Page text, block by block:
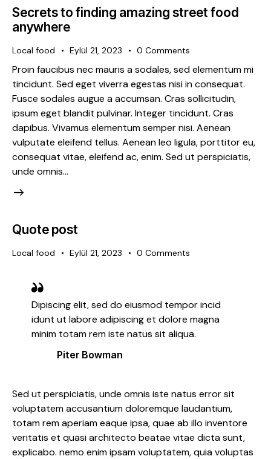
Secrets to finding amazing street food
anywhere
Local food Eylül 21, 2023 0 Comments
Proin faucibus nec mauris a sodales, sed elementum mi
tincidunt. Sed eget viverra egestas nisi in consequat.
Fusce sodales augue a accumsan. Cras sollicitudin,
ipsum eget blandit pulvinar. Integer tincidunt. Cras
dapibus. Vivamus elementum semper nisi. Aenean
vulputate eleifend tellus. Aenean leo ligula, porttitor eu,
consequat vitae, eleifend ac, enim. Sed ut perspiciatis,
unde omnis…
Quote post
Local food Eylül 21, 2023 0 Comments
Dipiscing elit, sed do eiusmod tempor incid
idunt ut labore adipiscing et dolore magna
minim totam rem iste natus sit aliqua.
Piter Bowman
Sed ut perspiciatis, unde omnis iste natus error sit
voluptatem accusantium doloremque laudantium,
totam rem aperiam eaque ipsa, quae ab illo inventore
veritatis et quasi architecto beatae vitae dicta sunt,
explicabo. nemo enim ipsam voluptatem, quia voluptas